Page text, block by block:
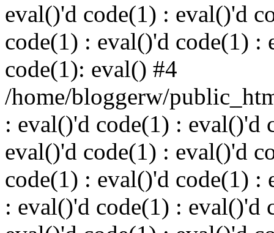
eval()'d code(1) : eval()'d
code(1) : eval()'d code(1) :
code(1): eval() #4
/home/bloggerw/
: eval()'d code(1) : eval()'d
eval()'d code(1) : eval()'d
code(1) : eval()'d code(1) :
: eval()'d code(1) : eval()'d